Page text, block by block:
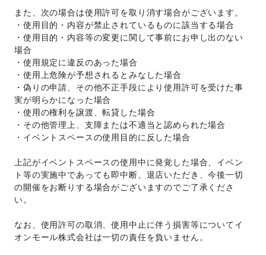
また、次の場合は使用許可を取り消す場合がございます。
・使用目的・内容が禁止されているものに該当する場合
・使用目的・内容等の変更に関して事前にお申し出のない
場合
・使用規定に違反のあった場合
・使用上危険が予想されるとみなした場合
・偽りの申請、その他不正手段により使用許可を受けた事
実が明らかになった場合
・使用の権利を譲渡、転貸した場合
・その他管理上、支障または不適当と認められた場合
・イベントスペースの使用目的に反した場合
上記がイベントスペースの使用中に発覚した場合、イベン
ト等の実施中であっても即中断、退店いただき、今後一切
の開催をお断りする場合がございますのでご了承くださ
い。
なお、使用許可の取消、使用中止に伴う損害等についてイ
オンモール株式会社は一切の責任を負いません。